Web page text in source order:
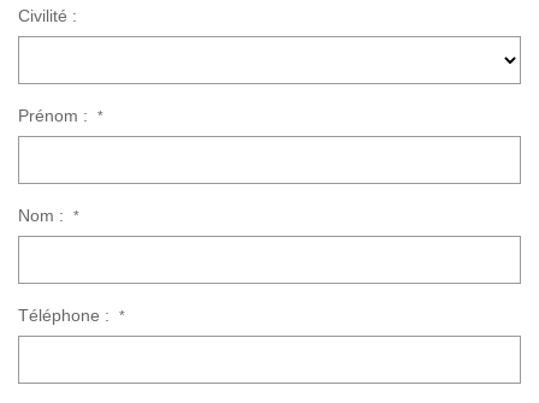
Civilité :
Prénom : *
Nom : *
Téléphone : *